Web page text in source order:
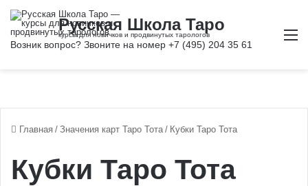
Главная / Значения карт Таро Тота / Кубки Таро Тота
Кубки Таро Тота